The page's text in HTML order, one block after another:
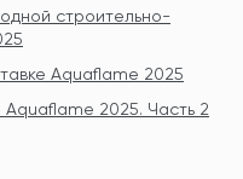
строительно-
Aquaflame 2025
2025. Часть 2